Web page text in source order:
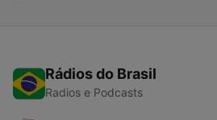
Rádios do Brasil
Radios e Podcasts